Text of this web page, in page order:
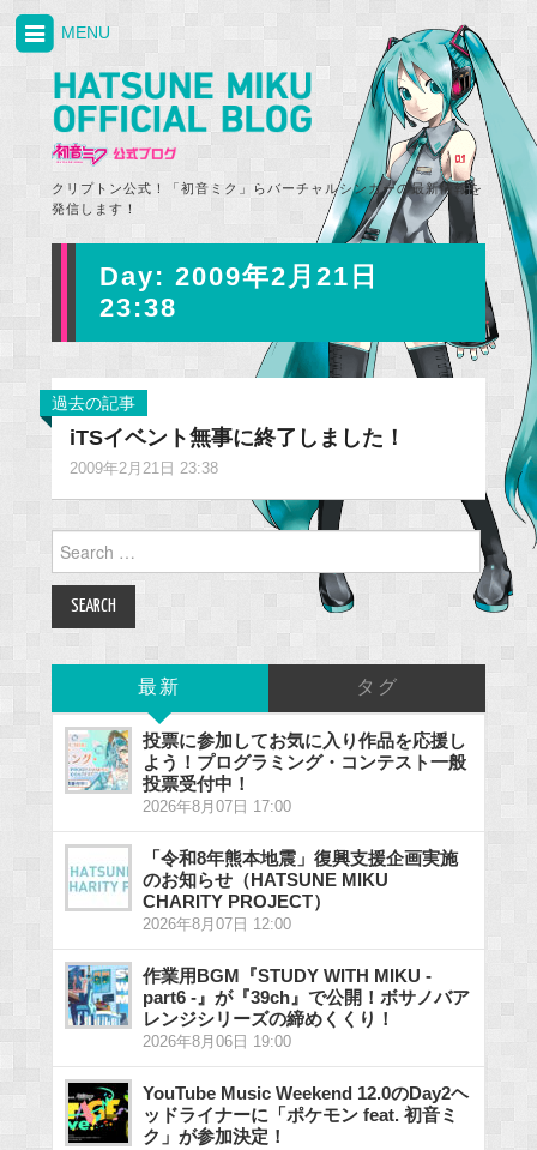
クリプトン公式！「初音ミク」らバーチャルシンガーの最新情報を
発信します！
MENU
Day: 2009年2月21日
23:38
過去の記事
iTSイベント無事に終了しました！
2009年2月21日 23:38
Search
for:
最新 タグ
投票に参加してお気に入り作品を応援し
よう！プログラミング・コンテスト一般
投票受付中！
2026年8月07日 17:00
「令和8年熊本地震」復興支援企画実施
のお知らせ（HATSUNE MIKU
CHARITY PROJECT）
2026年8月07日 12:00
作業用BGM『STUDY WITH MIKU -
part6 -』が『39ch』で公開！ボサノバア
レンジシリーズの締めくくり！
2026年8月06日 19:00
YouTube Music Weekend 12.0のDay2ヘ
ッドライナーに「ポケモン feat. 初音ミ
ク」が参加決定！